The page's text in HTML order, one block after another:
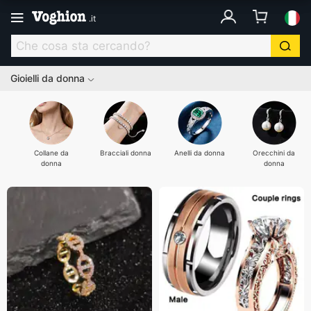
.it
Gioielli da donna
Collane da
donna
Bracciali donna Anelli da donna
Orecchini da
donna